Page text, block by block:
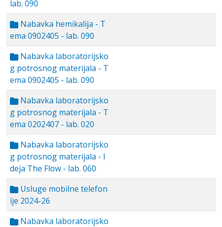
lab. 090
Nabavka hemikalija - T
ema 0902405 - lab. 090
Nabavka laboratorijsko
g potrosnog materijala - T
ema 0902405 - lab. 090
Nabavka laboratorijsko
g potrosnog materijala - T
ema 0202407 - lab. 020
Nabavka laboratorijsko
g potrosnog materijala - I
deja The Flow - lab. 060
Usluge mobilne telefon
ije 2024-26
Nabavka laboratorijsko